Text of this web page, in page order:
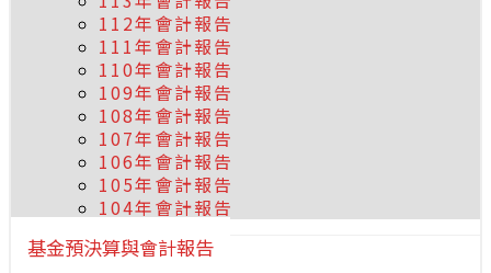
112年會計報告
111年會計報告
110年會計報告
109年會計報告
108年會計報告
107年會計報告
106年會計報告
105年會計報告
104年會計報告
基金預決算與會計報告